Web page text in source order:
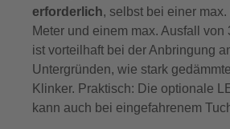
erforderlich, selbst bei einer
Meter und einem max. Ausfall von
ist vorteilhaft bei der Anbringung
Untergründen, wie stark
Klinker. Praktisch: Die optionale
kann auch bei eingefahrenem